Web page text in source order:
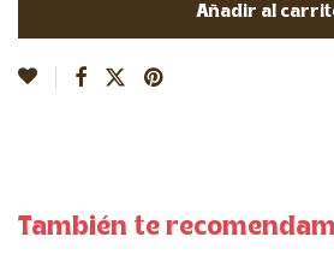
Añadir al
También te